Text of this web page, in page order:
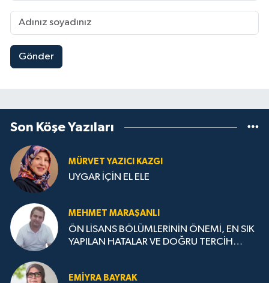
Gönder
Son Köşe Yazıları
MÜRVET YAZICI KAZGI
UYGAR İÇİN EL ELE
MEHMET MARAŞANLI
ÖN LİSANS BÖLÜMLERİNİN ÖNEMİ, EN SIK
YAPILAN HATALAR VE DOĞRU TERCİH
EMIYRA BAYRAK